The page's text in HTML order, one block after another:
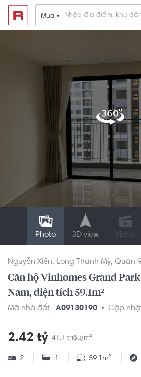
Mua •
Photo 3D view Video
Nguyễn Xiển Long Thạnh Mỹ Quận
Căn hộ Vinhomes Grand
Nam, diện tích 59.1m²
Mã nhà đất: A09130190 Cập
2.42 tỷ 41.1 triệu/m²
2 1 59.1m²